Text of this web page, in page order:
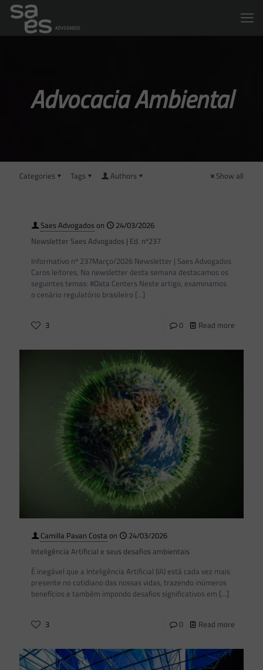
Advocacia Ambiental
Categories Tags Authors Show all
Saes Advogadoson
24/03/2026
Newsletter Saes Advogados | Ed. nº237
Informativo nº 237Março/2026 Newsletter | Saes Advogados
Caros leitores, Na newsletter desta semana destacamos os
seguintes temas: #Data Centers Neste artigo, examinamos
o cenário regulatório brasileiro […]
3 0 Read more
Camilla Pavan Costa on
24/03/2026
Inteligência Artificial e seus desafios ambientais
É inegável que a Inteligência Artificial (IA) está cada vez mais
presente no cotidiano das nossas vidas, trazendo inúmeros
benefícios e também impondo desafios significativos em […]
3 0 Read more